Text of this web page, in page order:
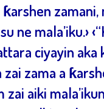
zamani,
ne mala’iku.›
ciyayin aka
zai zama a
aiki